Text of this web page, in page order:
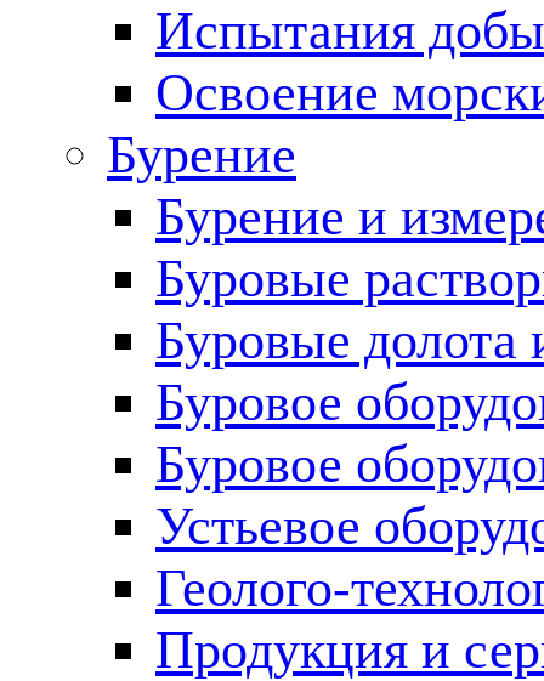
Испытания
Освоение
Бурение
Бурение и
Буровые
Буровые долота
Буровое
Буровое
Устьевое
Геолого-
Продукция и